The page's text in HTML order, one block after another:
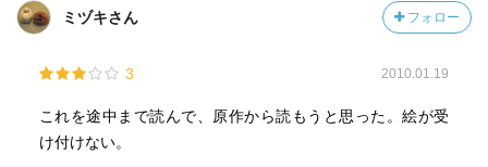
ミヅキさん フォロー
3 2010.01.19
これを途中まで読んで、原作から読もうと思った。絵が受
け付けない。